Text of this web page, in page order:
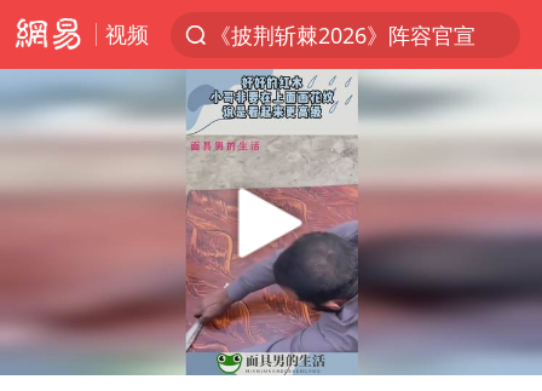
视频
夏日经济乘热而上 消费市场向新而行
于东来回应胖东来近25年老店年底关闭
以拒绝“和平委员会”的加沙和平计划
全球最大级别运输船通过长江大桥
独闯南太行的失联女生最后轨迹已确认
央视新主播李秋莹母校发文祝贺
上门女婿出轨女邻居多年被判重婚罪
Play
00:11